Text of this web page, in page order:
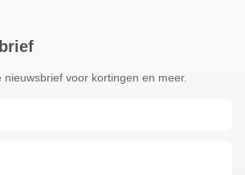
voor kortingen en meer.